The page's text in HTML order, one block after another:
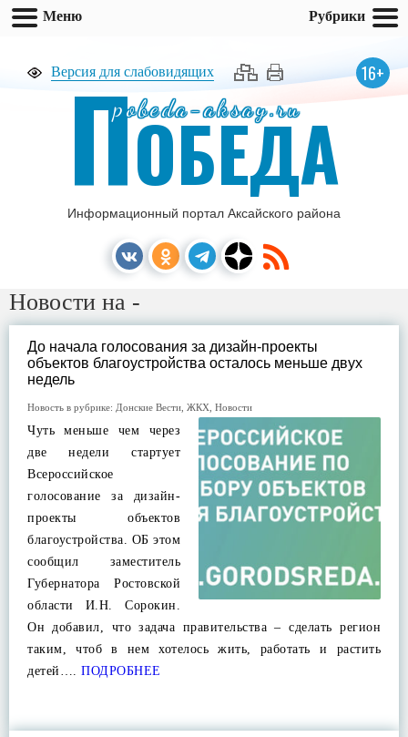
Версия для слабовидящих 16+
pobeda-aksay.ru
ПОБЕДА
Информационный портал Аксайского района
Новости на -
До начала голосования за дизайн-проекты
объектов благоустройства осталось меньше двух
недель
Новость в рубрике: Донские Вести ЖКХ Новости
Чуть меньше чем через
две недели стартует
Всероссийское
голосование за дизайн-
проекты объектов
благоустройства. ОБ этом
сообщил заместитель
Губернатора Ростовской
области И.Н. Сорокин.
Он добавил, что задача правительства – сделать регион
таким, чтоб в нем хотелось жить, работать и растить
детей…. ПОДРОБНЕЕ
Меню Рубрики